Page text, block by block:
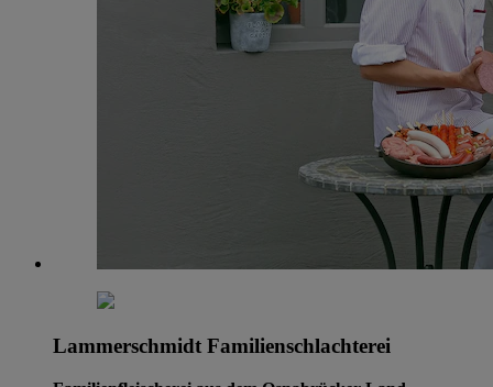
Lammerschmidt Familienschlachterei